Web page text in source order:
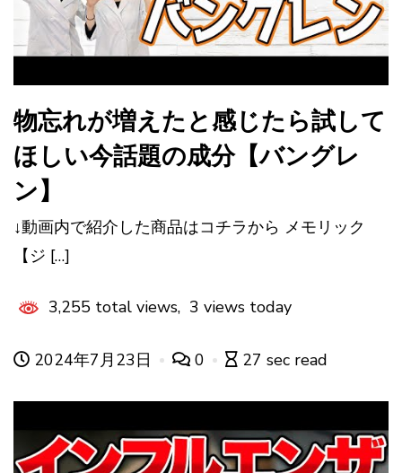
物忘れが増えたと感じたら試して
ほしい今話題の成分【バングレ
ン】
↓動画内で紹介した商品はコチラから メモリック
【ジ […]
3,255 total views, 3 views today
2024年7月23日 0 27 sec read